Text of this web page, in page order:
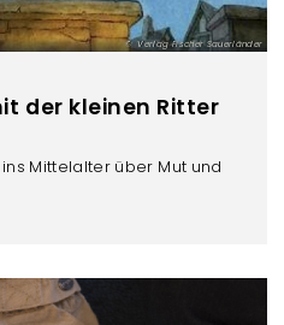
Verlag Fischer Sauerländer
der kleinen Ritter
Mittelalter über Mut und